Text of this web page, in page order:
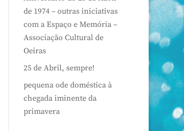
de 1974 – outras iniciativas
com a Espaço e Memória –
Associação Cultural de
Oeiras
25 de Abril, sempre!
pequena ode doméstica à
chegada iminente da
primavera